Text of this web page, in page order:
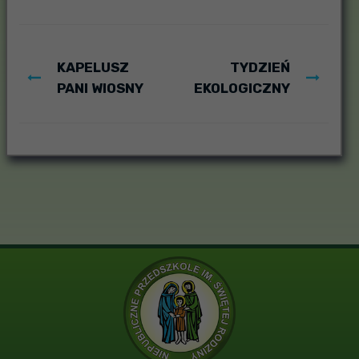
KAPELUSZ
PANI WIOSNY
TYDZIEŃ
EKOLOGICZNY